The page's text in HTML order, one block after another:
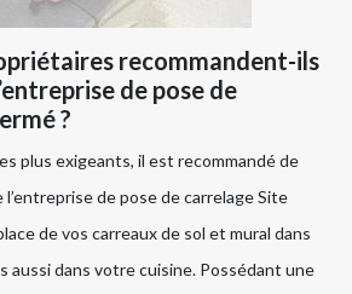
recommandent-ils
de pose de
?
plus exigeants, il est recommandé de
l’entreprise de pose de carrelage Site
de vos carreaux de sol et mural dans
aussi dans votre cuisine. Possédant une